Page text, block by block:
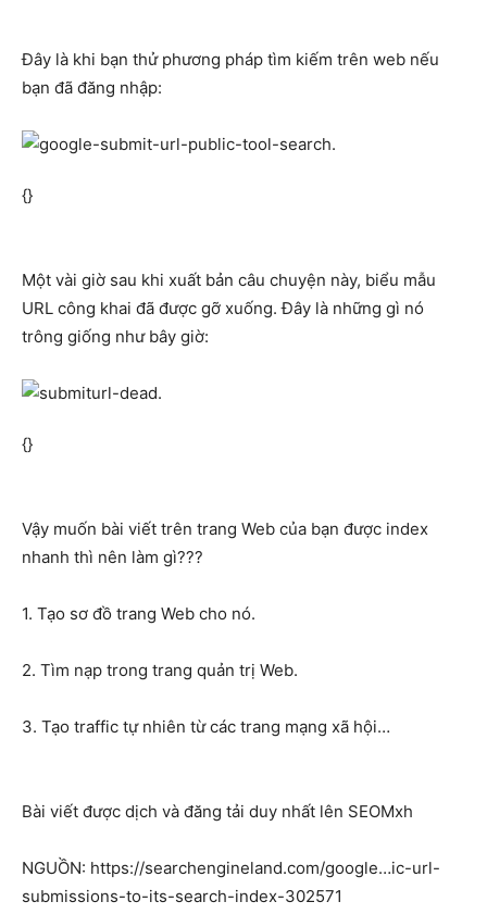
Đây là khi bạn thử phương pháp tìm kiếm trên web nếu
bạn đã đăng nhập:
{}
Một vài giờ sau khi xuất bản câu chuyện này, biểu mẫu
URL công khai đã được gỡ xuống. Đây là những gì nó
trông giống như bây giờ:
{}
Vậy muốn bài viết trên trang Web của bạn được index
nhanh thì nên làm gì???
1. Tạo sơ đồ trang Web cho nó.
2. Tìm nạp trong trang quản trị Web.
3. Tạo traffic tự nhiên từ các trang mạng xã hội…
Bài viết được dịch và đăng tải duy nhất lên SEOMxh
NGUỒN: https://searchengineland.com/google…ic-url-
submissions-to-its-search-index-302571​